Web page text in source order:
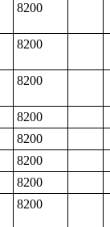
8200
8200
8200
8200
8200
8200
8200
8200